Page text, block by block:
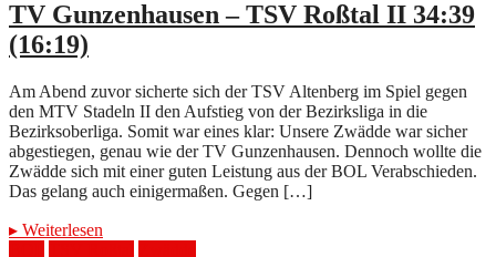
TV Gunzenhausen – TSV Roßtal II 34:39
(16:19)
Am Abend zuvor sicherte sich der TSV Altenberg im Spiel gegen
den MTV Stadeln II den Aufstieg von der Bezirksliga in die
Bezirksoberliga. Somit war eines klar: Unsere Zwädde war sicher
abgestiegen, genau wie der TV Gunzenhausen. Dennoch wollte die
Zwädde sich mit einer guten Leistung aus der BOL Verabschieden.
Das gelang auch einigermaßen. Gegen […]
▸ Weiterlesen